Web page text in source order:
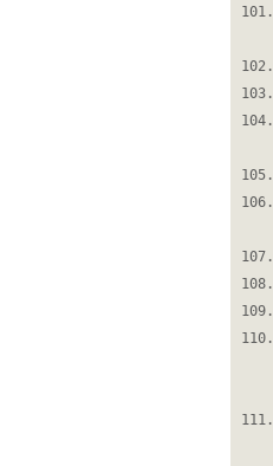
101.
102.
103.
104.
105.
106.
107.
108.
109.
110.
111.